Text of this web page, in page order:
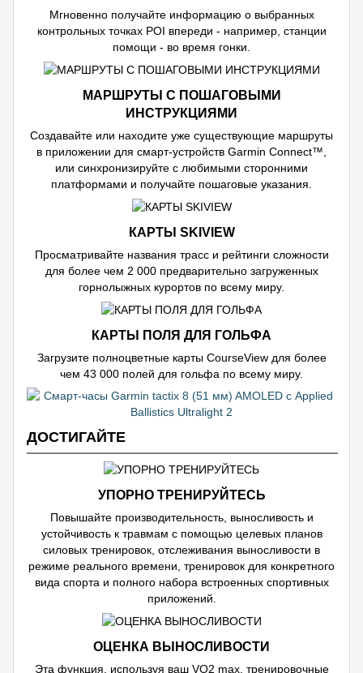
Мгновенно получайте информацию о выбранных
контрольных точках POI впереди - например, станции
помощи - во время гонки.
МАРШРУТЫ С ПОШАГОВЫМИ
ИНСТРУКЦИЯМИ
Создавайте или находите уже существующие маршруты
в приложении для смарт-устройств Garmin Connect™,
или синхронизируйте с любимыми сторонними
платформами и получайте пошаговые указания.
КАРТЫ SKIVIEW
Просматривайте названия трасс и рейтинги сложности
для более чем 2 000 предварительно загруженных
горнолыжных курортов по всему миру.
КАРТЫ ПОЛЯ ДЛЯ ГОЛЬФА
Загрузите полноцветные карты CourseView для более
чем 43 000 полей для гольфа по всему миру.
ДОСТИГАЙТЕ
УПОРНО ТРЕНИРУЙТЕСЬ
Повышайте производительность, выносливость и
устойчивость к травмам с помощью целевых планов
силовых тренировок, отслеживания выносливости в
режиме реального времени, тренировок для конкретного
вида спорта и полного набора встроенных спортивных
приложений.
ОЦЕНКА ВЫНОСЛИВОСТИ
Эта функция, используя ваш VO2 max, тренировочные